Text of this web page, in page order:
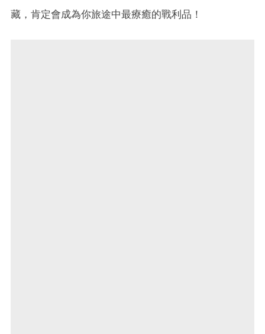
藏，肯定會成為你旅途中最療癒的戰利品！